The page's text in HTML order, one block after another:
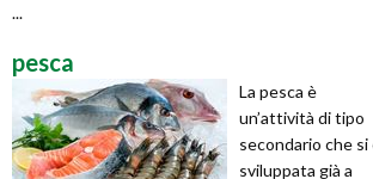
...
pesca
La pesca è
un’attività di tipo
secondario che si
sviluppata già a